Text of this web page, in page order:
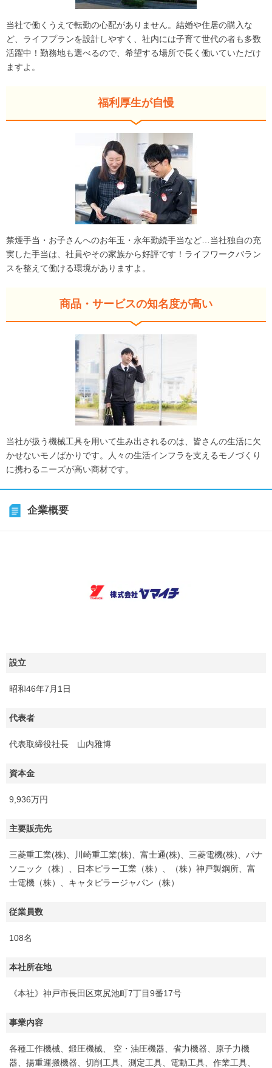
当社で働くうえで転勤の心配がありません。結婚や住居の購入な
ど、ライフプランを設計しやすく、社内には子育て世代の者も多数
活躍中！勤務地も選べるので、希望する場所で長く働いていただけ
ますよ。
福利厚生が自慢
禁煙手当・お子さんへのお年玉・永年勤続手当など…当社独自の充
実した手当は、社員やその家族から好評です！ライフワークバラン
スを整えて働ける環境がありますよ。
商品・サービスの知名度が高い
当社が扱う機械工具を用いて生み出されるのは、皆さんの生活に欠
かせないモノばかりです。人々の生活インフラを支えるモノづくり
に携わるニーズが高い商材です。
企業概要
設立
昭和46年7月1日
代表者
代表取締役社長 山内雅博
資本金
9,936万円
主要販売先
三菱重工業(株)、川崎重工業(株)、富士通(株)、三菱電機(株)、パナ
ソニック（株）、日本ピラー工業（株）、（株）神戸製鋼所、富
士電機（株）、キャタピラージャパン（株）
従業員数
108名
本社所在地
《本社》神戸市長田区東尻池町7丁目9番17号
事業内容
各種工作機械、鍛圧機械、 空・油圧機器、省力機器、原子力機
器、揚重運搬機器、切削工具、測定工具、電動工具、作業工具、